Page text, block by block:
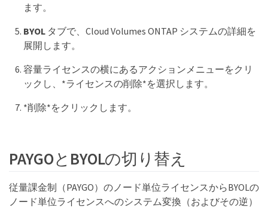
ます。
BYOLタブで、Cloud Volumes ONTAP システムの詳細を
展開します。
容量ライセンスの横にあるアクションメニューをクリ
ックし、*ライセンスの削除*を選択します。
*削除*をクリックします。
PAYGOとBYOLの切り替え
従量課金制（PAYGO）のノード単位ライセンスからBYOLの
ノード単位ライセンスへのシステム変換（およびその逆）